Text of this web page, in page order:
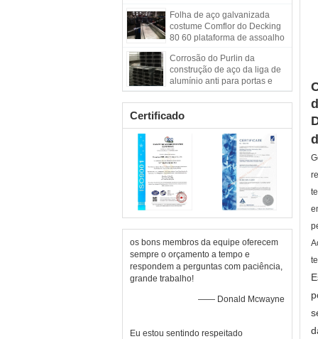
Folha de aço galvanizada
costume Comflor do Decking
80 60 plataforma de assoalho
Corrosão do Purlin da
construção de aço da liga de
alumínio anti para portas e
Windows
Certificado
os bons membros da equipe oferecem
sempre o orçamento a tempo e
respondem a perguntas com paciência,
grande trabalho!
—— Donald Mcwayne
Eu estou sentindo respeitado